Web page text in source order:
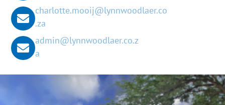
charlotte.mooij@lynnwoodlaer.co
.za
admin@lynnwoodlaer.co.z
a